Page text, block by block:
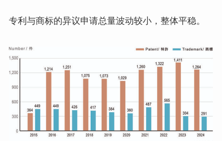
专利与商标的异议申请总量波动较小，整体平稳。